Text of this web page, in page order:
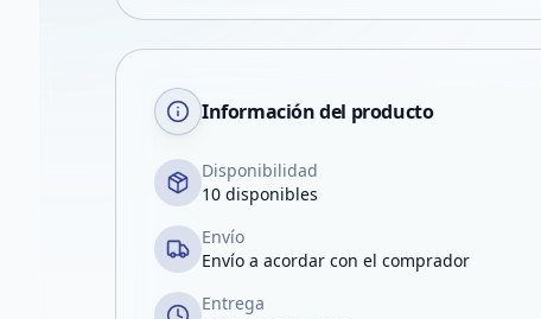
Información del producto
Disponibilidad
10 disponibles
Envío
Envío a acordar con el comprador
Entrega